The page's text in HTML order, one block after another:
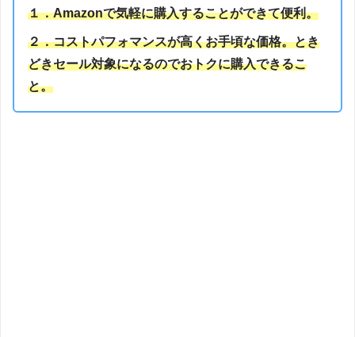
１．Amazonで気軽に購入することができて便利。
２．コストパフォマンスが高くお手頃な価格。とき
どきセール対象になるのでおトクに購入できるこ
と。